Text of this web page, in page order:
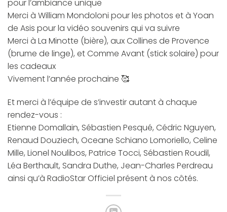
pour l’ambiance unique
Merci à William Mondoloni pour les photos et à Yoan
de Asis pour la vidéo souvenirs qui va suivre
Merci à La Minotte (bière), aux Collines de Provence
(brume de linge), et Comme Avant (stick solaire) pour
les cadeaux
Vivement l’année prochaine 🥰
Et merci à l’équipe de s’investir autant à chaque
rendez-vous :
Etienne Domallain, Sébastien Pesqué, Cédric Nguyen,
Renaud Douziech, Oceane Schiano Lomoriello, Celine
Mille, Lionel Noulibos, Patrice Tocci, Sébastien Roudil,
Léa Berthault, Sandra Duthe, Jean-Charles Perdreau
ainsi qu’à RadioStar Officiel présent à nos côtés.